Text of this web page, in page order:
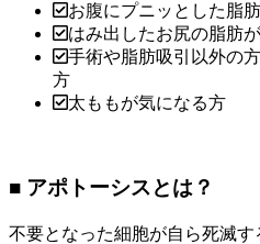
お腹にプニッとした脂
はみ出したお尻の脂肪
手術や脂肪吸引以外の
方
太ももが気になる方
■ アポトーシスとは？
不要となった細胞が自ら死滅す